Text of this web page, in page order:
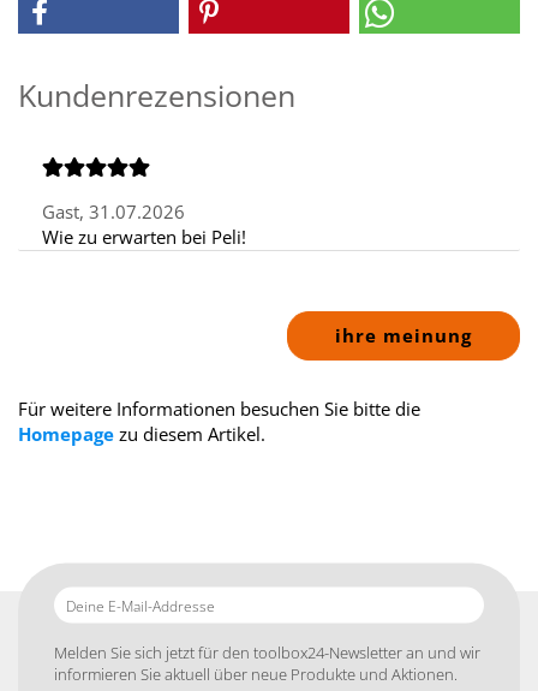
Kundenrezensionen
Gast, 31.07.2026
Wie zu erwarten bei Peli!
ihre meinung
Für weitere Informationen besuchen Sie bitte die
Homepage zu diesem Artikel.
Deine
E-
Addresse
Melden Sie sich jetzt für den toolbox24-Newsletter an und wir
informieren Sie aktuell über neue Produkte und Aktionen.